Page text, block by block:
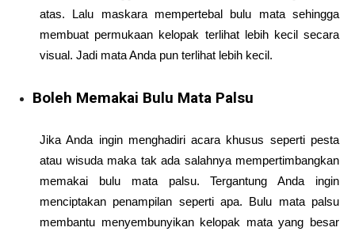
atas. Lalu maskara mempertebal bulu mata sehingga
membuat permukaan kelopak terlihat lebih kecil secara
visual. Jadi mata Anda pun terlihat lebih kecil.
Boleh Memakai Bulu Mata Palsu
Jika Anda ingin menghadiri acara khusus seperti pesta
atau wisuda maka tak ada salahnya mempertimbangkan
memakai bulu mata palsu. Tergantung Anda ingin
menciptakan penampilan seperti apa. Bulu mata palsu
membantu menyembunyikan kelopak mata yang besar